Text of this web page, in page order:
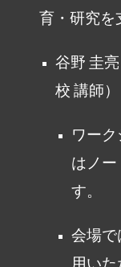
育・研究を
谷野 圭
校 講師）
ワー
はノー
す。
会場